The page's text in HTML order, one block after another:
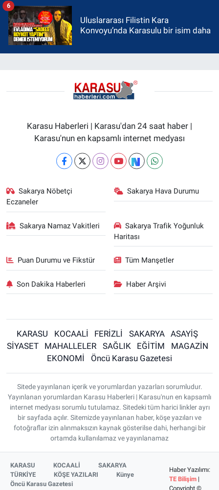
Uluslararası Filistin Kara
Konvoyu’nda Karasulu bir isim daha
6
Karasu Haberleri | Karasu'dan 24 saat haber |
Karasu'nun en kapsamlı internet medyası
Sakarya Nöbetçi
Eczaneler
Sakarya Hava Durumu
Sakarya Namaz Vakitleri
Sakarya Trafik Yoğunluk
Haritası
Puan Durumu ve Fikstür Tüm Manşetler
Son Dakika Haberleri Haber Arşivi
KARASU KOCAALİ FERİZLİ SAKARYA
ASAYİŞ
SİYASET
MAHALLELER SAĞLIK EĞİTİM
MAGAZİN
EKONOMİ
Öncü Karasu Gazetesi
Sitede yayınlanan içerik ve yorumlardan yazarları sorumludur.
Yayınlanan yorumlardan Karasu Haberleri | Karasu'nun en kapsamlı
internet medyası sorumlu tutulamaz. Sitedeki tüm harici linkler ayrı
bir sayfada açılır. Sitemizde yayınlanan haber, köşe yazıları ve
fotoğraflar izin alınmaksızın kaynak gösterilse dahi, herhangi bir
ortamda kullanılamaz ve yayınlanamaz
KARASU KOCAALİ
SAKARYA
TÜRKİYE
KÖŞE YAZILARI
Künye
Öncü Karasu Gazetesi
Haber Yazılımı:
TE Bilişim|
Copyright ©